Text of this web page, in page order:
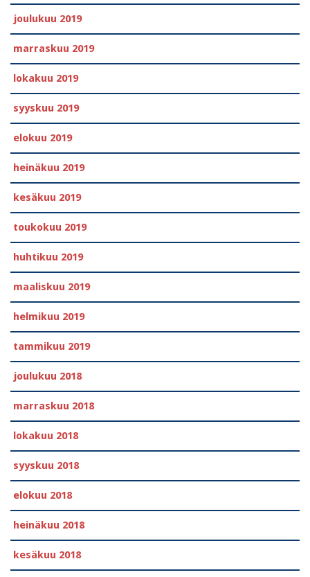
joulukuu 2019
marraskuu 2019
lokakuu 2019
syyskuu 2019
elokuu 2019
heinäkuu 2019
kesäkuu 2019
toukokuu 2019
huhtikuu 2019
maaliskuu 2019
helmikuu 2019
tammikuu 2019
joulukuu 2018
marraskuu 2018
lokakuu 2018
syyskuu 2018
elokuu 2018
heinäkuu 2018
kesäkuu 2018